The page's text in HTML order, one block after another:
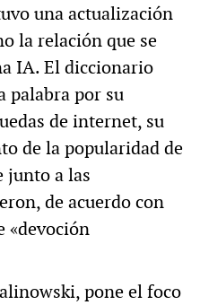
una actualización
la relación que se
IA. El diccionario
palabra por su
de internet, su
de la popularidad de
junto a las
de acuerdo con
«devoción
pone el foco